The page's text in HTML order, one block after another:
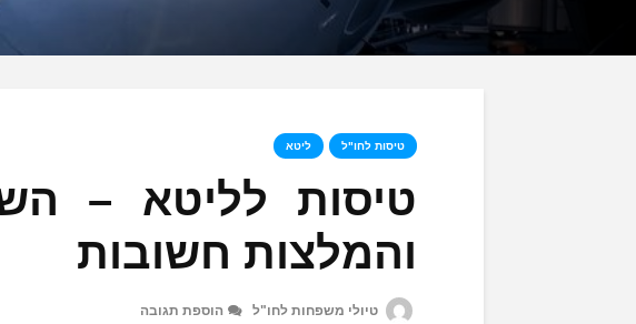
טיסות לחו"ל ליטא
טיסות לליטא –
והמלצות חשובות
טיולי משפחות לחו"ל הוספת תגובה